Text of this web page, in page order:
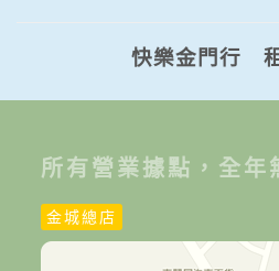
快樂金門行
所有營業據點，全年
金城總店